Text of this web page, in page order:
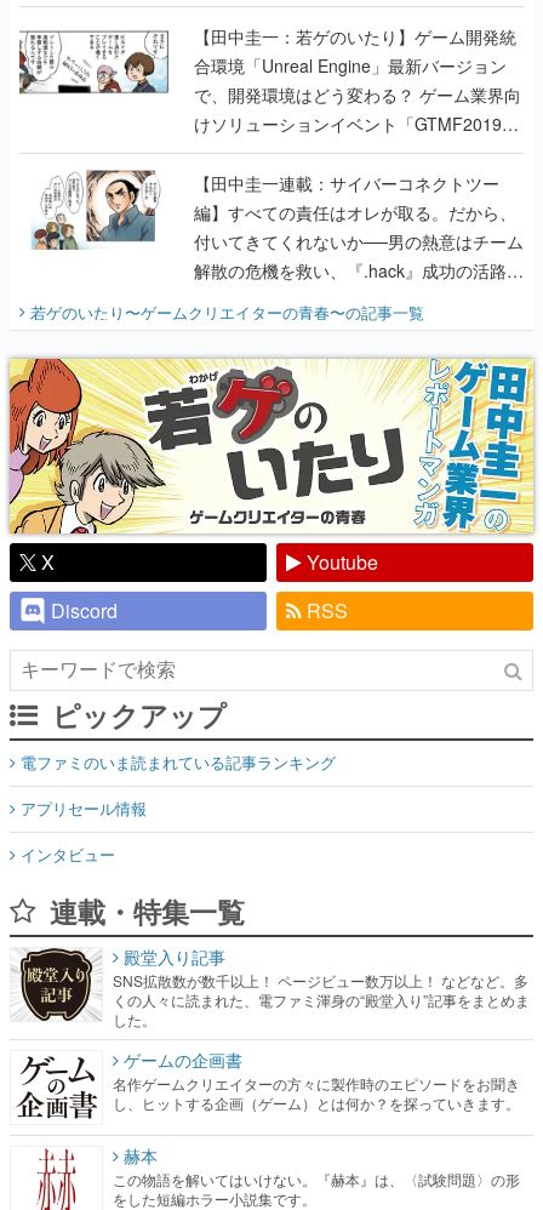
のいたり】
【田中圭一：若ゲのいたり】ゲーム開発統
合環境「Unreal Engine」最新バージョン
で、開発環境はどう変わる？ ゲーム業界向
けソリューションイベント「GTMF2019」
に行って、より理解を深めよう【PR】
【田中圭一連載：サイバーコネクトツー
編】すべての責任はオレが取る。だから、
付いてきてくれないか──男の熱意はチーム
解散の危機を救い、『.hack』成功の活路を
『少年ジャンプ』色だった【若ゲのいた
り】
若ゲのいたり〜ゲームクリエイターの青春〜の記事一覧
X
Youtube
Discord
RSS
ピックアップ
電ファミのいま読まれている記事ランキング
アプリセール情報
インタビュー
連載・特集一覧
殿堂入り記事
SNS拡散数が数千以上！ ページビュー数万以上！ などなど。多
くの人々に読まれた、電ファミ渾身の“殿堂入り”記事をまとめま
した。
ゲームの企画書
名作ゲームクリエイターの方々に製作時のエピソードをお聞き
し、ヒットする企画（ゲーム）とは何か？を探っていきます。
赫本
この物語を解いてはいけない。『赫本』は、〈試験問題〉の形
をした短編ホラー小説集です。